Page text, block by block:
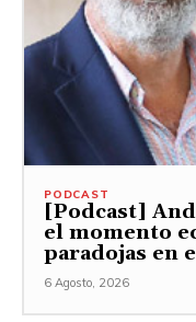
PODCAST
[Podcast]
el momento
paradojas en
6 Agosto, 2026